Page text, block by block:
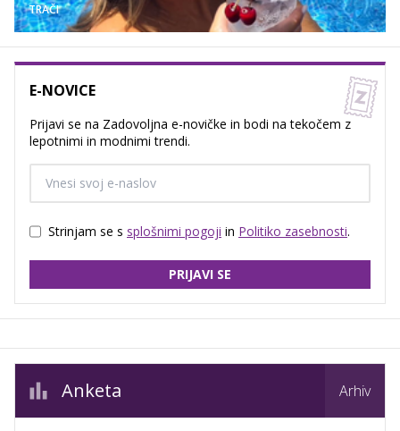
TRAČI
E-NOVICE
Prijavi se na Zadovoljna e-novičke in bodi na tekočem z
lepotnimi in modnimi trendi.
Strinjam se s splošnimi pogoji in Politiko zasebnosti.
PRIJAVI SE
Anketa Arhiv